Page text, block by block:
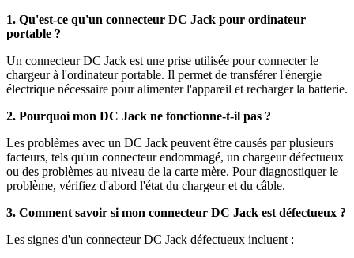
1. Qu'est-ce qu'un connecteur DC Jack pour ordinateur
portable ?
Un connecteur DC Jack est une prise utilisée pour connecter le
chargeur à l'ordinateur portable. Il permet de transférer l'énergie
électrique nécessaire pour alimenter l'appareil et recharger la batterie.
2. Pourquoi mon DC Jack ne fonctionne-t-il pas ?
Les problèmes avec un DC Jack peuvent être causés par plusieurs
facteurs, tels qu'un connecteur endommagé, un chargeur défectueux
ou des problèmes au niveau de la carte mère. Pour diagnostiquer le
problème, vérifiez d'abord l'état du chargeur et du câble.
3. Comment savoir si mon connecteur DC Jack est défectueux ?
Les signes d'un connecteur DC Jack défectueux incluent :